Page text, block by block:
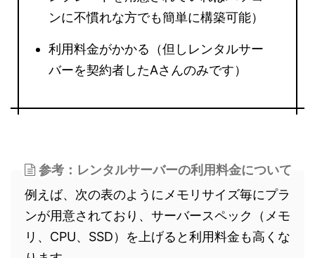
ンに不慣れな方でも簡単に構築可能）
利用料金がかかる（但しレンタルサー
バーを契約者したAさんのみです）
参考：レンタルサーバーの利用料金について
例えば、次の表のようにメモリサイズ毎にプラ
ンが用意されており、サーバースペック（メモ
リ、CPU、SSD）を上げると利用料金も高くな